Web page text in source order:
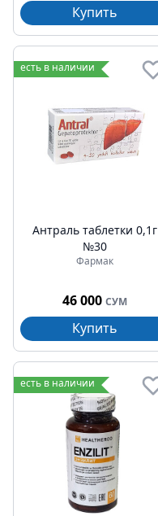
Купить
есть в наличии
Антраль таблетки 0,1г
№30
Фармак
46 000 СУМ
Купить
есть в наличии